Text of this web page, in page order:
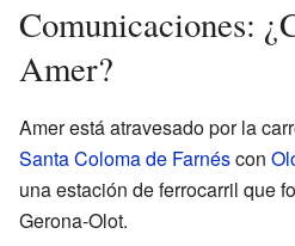
Comunicaciones:
Amer?
Amer está atravesado por la
Santa Coloma de Farnéscon
una estación de ferrocarril que
Gerona-Olot.